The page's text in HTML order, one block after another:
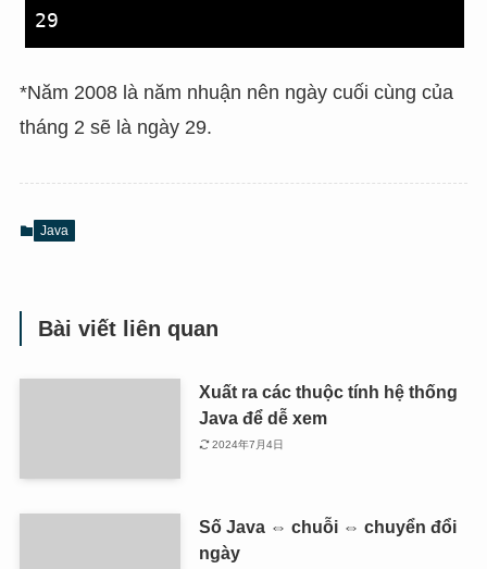
*Năm 2008 là năm nhuận nên ngày cuối cùng của
tháng 2 sẽ là ngày 29.
Java
Bài viết liên quan
Xuất ra các thuộc tính hệ thống
Java để dễ xem
2024年7月4日
Số Java ⇔ chuỗi ⇔ chuyển đổi
ngày